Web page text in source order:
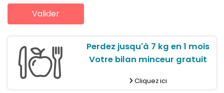
Perdez jusqu'à 7 kg en 1 mois
Votre bilan minceur gratuit
Cliquez ici